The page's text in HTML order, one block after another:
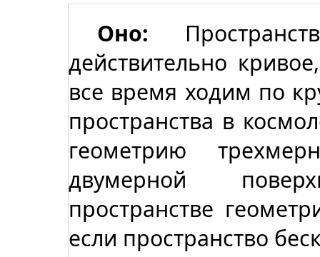
Оно:
действительно
все время ходим по
пространства в
геометрию
двумерной
пространстве
если пространство